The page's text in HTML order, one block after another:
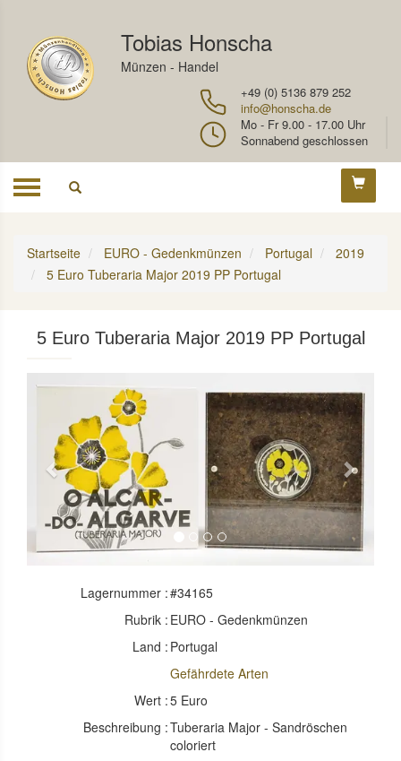
Tobias Honscha
Münzen - Handel
+49 (0) 5136 879 252
info@honscha.de
Mo - Fr 9.00 - 17.00 Uhr
Sonnabend geschlossen
Toggle
Startseite EURO - Gedenkmünzen Portugal
2019
5 Euro Tuberaria Major 2019 PP Portugal
5 Euro Tuberaria Major 2019 PP Portugal
Previous Next
Lagernummer :#34165
Rubrik : EURO - Gedenkmünzen
Land : Portugal
Gefährdete Arten
Wert :5 Euro
Beschreibung :Tuberaria Major - Sandröschen
coloriert